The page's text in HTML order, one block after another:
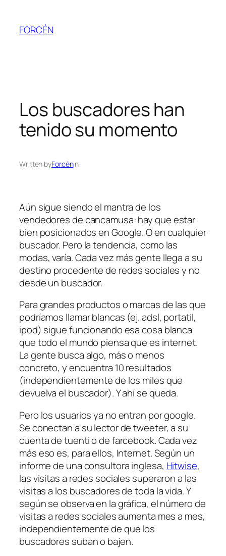
content
FORCÉN
Los buscadores han
tenido su momento
Written byForcénin
Aún sigue siendo el mantra de los
vendedores de cancamusa: hay que estar
bien posicionados en Google. O en cualquier
buscador. Pero la tendencia, como las
modas, varía. Cada vez más gente llega a su
destino procedente de redes sociales y no
desde un buscador.
Para grandes productos o marcas de las que
podríamos llamar blancas (ej. adsl, portatil,
ipod) sigue funcionando esa cosa blanca
que todo el mundo piensa que es internet.
La gente busca algo, más o menos
concreto, y encuentra 10 resultados
(independientemente de los miles que
devuelva el buscador). Y ahí se queda.
Pero los usuarios ya no entran por google.
Se conectan a su lector de tweeter, a su
cuenta de tuenti o de farcebook. Cada vez
más eso es, para ellos, Internet. Según un
informe de una consultora inglesa, Hitwise,
las visitas a redes sociales superaron a las
visitas a los buscadores de toda la vida. Y
según se observa en la gráfica, el número de
visitas a redes sociales aumenta mes a mes,
independientemente de que los
buscadores suban o bajen.